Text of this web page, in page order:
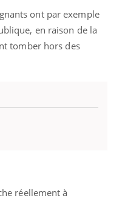
ont par exemple
en raison de la
tomber hors des
réellement à
en matière de bilan de
d'un « jumeau
...